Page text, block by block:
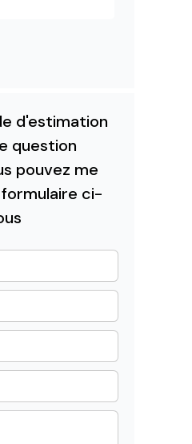
d'estimation
question
pouvez me
ci-